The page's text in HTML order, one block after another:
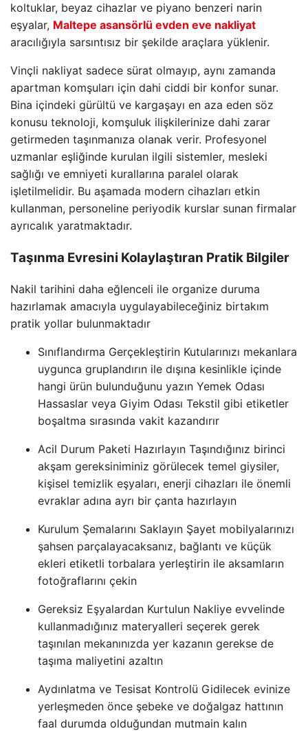
koltuklar, beyaz cihazlar ve piyano benzeri narin
eşyalar, Maltepe asansörlü evden eve nakliyat
aracılığıyla sarsıntısız bir şekilde araçlara yüklenir.
Vinçli nakliyat sadece sürat olmayıp, aynı zamanda
apartman komşuları için dahi ciddi bir konfor sunar.
Bina içindeki gürültü ve kargaşayı en aza eden söz
konusu teknoloji, komşuluk ilişkilerinize dahi zarar
getirmeden taşınmanıza olanak verir. Profesyonel
uzmanlar eşliğinde kurulan ilgili sistemler, mesleki
sağlığı ve emniyeti kurallarına paralel olarak
işletilmelidir. Bu aşamada modern cihazları etkin
kullanman, personeline periyodik kurslar sunan firmalar
ayrıcalık yaratmaktadır.
Taşınma Evresini Kolaylaştıran Pratik Bilgiler
Nakil tarihini daha eğlenceli ile organize duruma
hazırlamak amacıyla uygulayabileceğiniz birtakım
pratik yollar bulunmaktadır
Sınıflandırma Gerçekleştirin Kutularınızı mekanlara
uygunca gruplandırın ile dışına kesinlikle içinde
hangi ürün bulunduğunu yazın Yemek Odası
Hassaslar veya Giyim Odası Tekstil gibi etiketler
boşaltma sırasında vakit kazandırır
Acil Durum Paketi Hazırlayın Taşındığınız birinci
akşam gereksiniminiz görülecek temel giysiler,
kişisel temizlik eşyaları, enerji cihazları ile önemli
evraklar adına ayrı bir çanta hazırlayın
Kurulum Şemalarını Saklayın Şayet mobilyalarınızı
şahsen parçalayacaksanız, bağlantı ve küçük
ekleri etiketli torbalara yerleştirin ile aksamların
fotoğraflarını çekin
Gereksiz Eşyalardan Kurtulun Nakliye evvelinde
kullanmadığınız materyalleri seçerek gerek
taşınılan mekanınızda yer kazanın gerekse de
taşıma maliyetini azaltın
Aydınlatma ve Tesisat Kontrolü Gidilecek evinize
yerleşmeden önce şebeke ve doğalgaz hattının
faal durumda olduğundan mutmain kalın